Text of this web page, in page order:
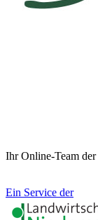
Ihr Online-Team
Ein Service der